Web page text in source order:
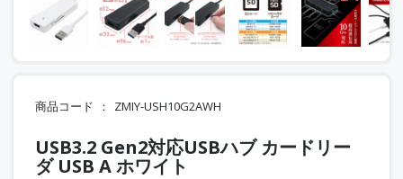
商品コード ZMIY-USH10G2AWH
USB3.2 Gen2対応USBハブ カードリー
ダ USB A ホワイト